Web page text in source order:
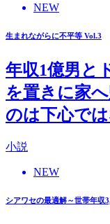
NEW
生まれながらに不平等 Vol.3
年収1億男と
を置きに家
のは下心で
小説
NEW
シアワセの最適解～世帯年収